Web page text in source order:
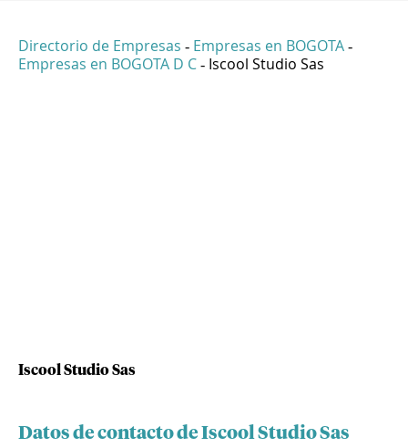
Directorio de Empresas - Empresas en BOGOTA -
Empresas en BOGOTA D C - Iscool Studio Sas
Iscool Studio Sas
Datos de contacto de Iscool Studio Sas